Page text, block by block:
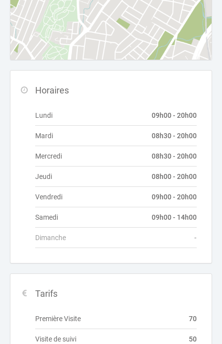
Horaires
Lundi 09h00 - 20h00
Mardi 08h30 - 20h00
Mercredi 08h30 - 20h00
Jeudi 08h00 - 20h00
Vendredi 09h00 - 20h00
Samedi 09h00 - 14h00
Dimanche -
Tarifs
Première Visite 70
Visite de suivi 50